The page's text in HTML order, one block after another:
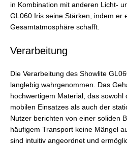
in Kombination mit anderen Licht-
GL060 Iris seine Stärken, indem er
Gesamtatmosphäre schafft.
Verarbeitung
Die Verarbeitung des Showlite
langlebig wahrgenommen. Das
hochwertigem Material, das sowohl
mobilen Einsatzes als auch der
Nutzer berichten von einer soliden
häufigem Transport keine Mängel
sind intuitiv angeordnet und